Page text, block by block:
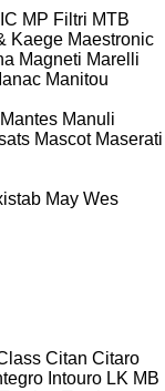
MP Filtri MTB
Kaege Maestronic
Magneti Marelli
Manitou
Mantes Manuli
Mascot Maserati
May Wes
Citan Citaro
Intouro LK MB